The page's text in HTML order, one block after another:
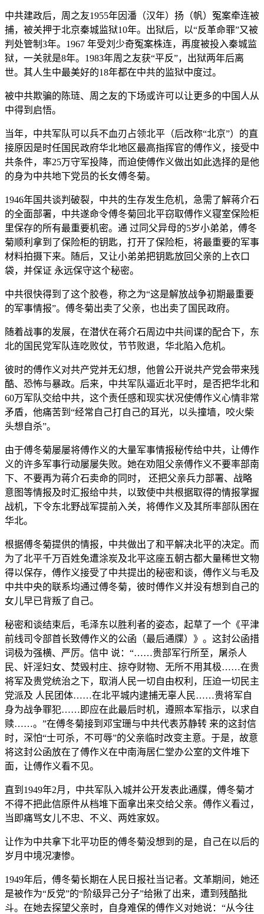
中共建政后，周之友1955年因潘（汉年）扬（帆）冤案牵连被
捕，被关押于北京秦城监狱10年。出狱后，以“反革命罪”又被
判处管制3年。1967 年受刘少奇冤案株连，再度被投入秦城监
狱，一关就是8年。1983年周之友获“平反”，出狱两年后离
世。其人生中最美好的18年都在中共的监狱中度过。
被中共欺骗的陈琏、周之友的下场或许可以让更多的中国人从
中得到启悟。
当年，中共军队可以兵不血刃占领北平（后改称“北京”）的直
接原因是时任国民政府华北地区最高指挥官的傅作义，接受中
共条件，率25万守军投降，而迫使傅作义做出如此选择的是他
的身为中共地下党员的长女傅冬菊。
1946年国共谈判破裂，中共的生存发生危机，急需了解蒋介石
的全面部署，中共遂命令傅冬菊回北平窃取傅作义寝室保险柜
里保存的所有最重要机密。通 过同父异母的5岁小弟弟，傅冬
菊顺利拿到了保险柜的钥匙，打开了保险柜，将最重要的军事
材料拍摄下来。随后，又让小弟弟把钥匙放回父亲的上衣口
袋，并保证 永远保守这个秘密。
中共很快得到了这个胶卷，称之为“这是解放战争初期最重要
的军事情报”。傅冬菊出卖了父亲，也出卖了国民政府。
随着战事的发展，在潜伏在蒋介石周边中共间谍的配合下，东
北的国民党军队连吃败仗，节节败退，华北陷入危机。
彼时的傅作义对共产党并无幻想，他曾公开说共产党会带来残
酷、恐怖与暴政。后来，中共军队逼近北平时，是否把华北和
60万军队交给中共，这个责任感和现实状况使傅作义心情非常
矛盾，他痛苦到“经常自己打自己的耳光，以头撞墙，咬火柴
头想自杀”。
由于傅冬菊屡屡将傅作义的大量军事情报秘传给中共，让傅作
义的许多军事行动屡屡失败。她在劝阻父亲傅作义不要率部南
下、不要再为蒋介石卖命的同时， 还把父亲兵力部署、战略
意图等情报及时汇报给中共，以致使中共根据取得的情报掌握
战机，下令东北野战军提前入关，将傅作义及其所率部队困在
华北。
根据傅冬菊提供的情报，中共做出了和平解决北平的决定。而
为了北平千万百姓免遭涂炭及北平这座五朝古都大量稀世文物
得以保存，傅作义接受了中共提出的秘密和谈，傅作义与毛及
中共中央的联系均通过傅冬菊，彼时傅作义并没有想到自己的
女儿早已背叛了自己。
秘密和谈结束后，毛泽东以胜利者的姿态，起草了一个《平津
前线司令部首长致傅作义的公函（最后通牒）》。这封公函措
词极为强横、严厉。信中 说：“……贵部军行所至，屠杀人
民、奸淫妇女、焚毁村庄、掠夺财物、无所不用其极……在贵
将军及贵党统治之下，取消人民一切自由权利，压迫一切民主
党派及 人民团体……在北平城内逮捕无辜人民……贵将军自
身为战争罪犯……即应在此最后时机，遵照本军指示，以求自
赎……。”在傅冬菊接到邓宝珊与中共代表苏静转 来的这封信
时，深怕“士可杀，不可辱”的父亲临时改变主意。于是，故意
将这封公函放在了傅作义在中南海居仁堂办公室的文件堆下
面，让傅作义看不见。
直到1949年2月，中共军队入城并公开发表此通牒，傅冬菊才
不得不把此信原件从档堆下面拿出来交给父亲。傅作义看过，
当即痛骂女儿不忠、不义、两姓家奴。
让作为中共拿下北平功臣的傅冬菊没想到的是，自己在以后的
岁月中境况凄惨。
1949年后，傅冬菊长期在人民日报社当记者。文革期间，她还
是被作为“反党”的“阶级异己分子”给揪了出来，遭到残酷批
斗。在她去探望父亲时，自身难保的傅作义对她说：“从今往